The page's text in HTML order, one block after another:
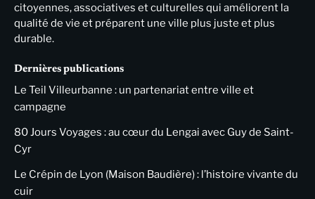
citoyennes, associatives et culturelles qui améliorent la
qualité de vie et préparent une ville plus juste et plus
durable.
Dernières publications
Le Teil Villeurbanne : un partenariat entre ville et
campagne
80 Jours Voyages : au cœur du Lengai avec Guy de Saint-
Cyr
Le Crépin de Lyon (Maison Baudière) : l’histoire vivante du
cuir